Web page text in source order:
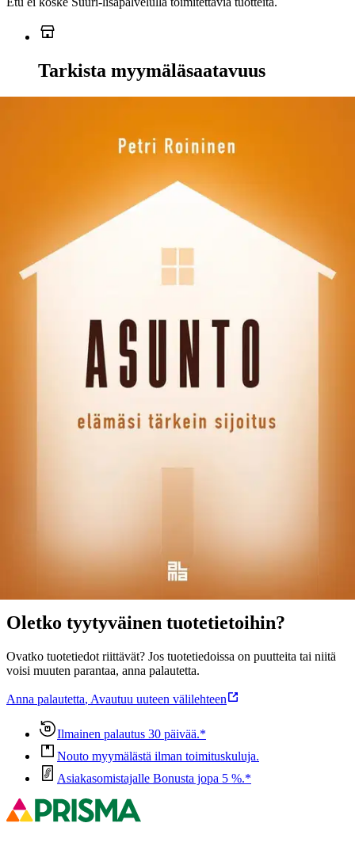
Tarkista myymäläsaatavuus
Tuotekuvaus
Suomalaiset omistavat asuntoja yli 500 miljardilla eurolla, mikä
ylittää eläkejärjestelmän ja pörssiosakkeiden yhteenlasketun
käsityksiään asuntosijoittamisesta, asuntopolitiikasta ja
rakentamisesta. Lisäksi teoksessa käsitellään muun muassa asuntojen
hinnanmuodostumista ja asuntokauppaa sekä pohditaan sitä, miltä
suomalainen tulevaisuuden asuminen saattaa näyttää.
asuntoihin painottuneen pörssiyhtiön toimitusjohtajalla on sanottavaa
Petri Roininen toimii kiinteistösijoittamiseen keskittyvän ja pörssin
päälistalla noteeratun Investors House Oyj:n toimitusjohtajana.
teoksen Yrittäjämäinen ote johtamiseen (Talentum 2011).
Ominaisuudet
Oletko tyytyväinen tuotetietoihin?
Ovatko tuotetiedot riittävät? Jos tuotetiedoissa on puutteita tai niitä
voisi muuten parantaa, anna palautetta.
Anna palautetta, Avautuu uuteen välilehteen
Ilmainen palautus 30 päivää.*
Nouto myymälästä ilman toimituskuluja.
Asiakasomistajalle Bonusta jopa 5 %.*